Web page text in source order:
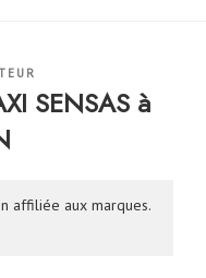
SENSAS à
affiliée aux marques.